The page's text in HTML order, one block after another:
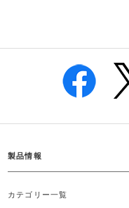
製品情報
カテゴリー一覧